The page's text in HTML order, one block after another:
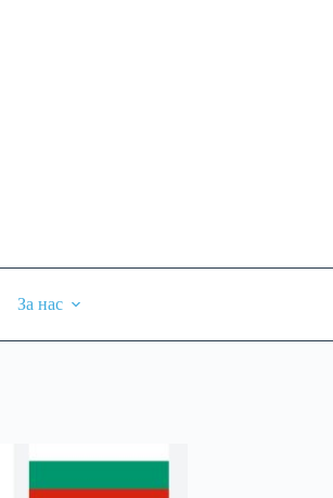
За нас